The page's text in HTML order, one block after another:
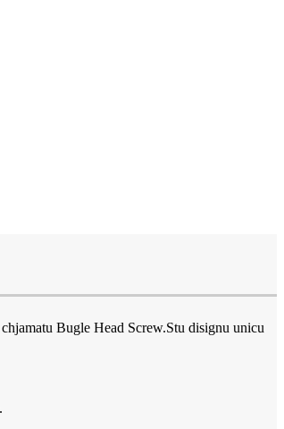
Bugle Head Screw.Stu disignu unicu